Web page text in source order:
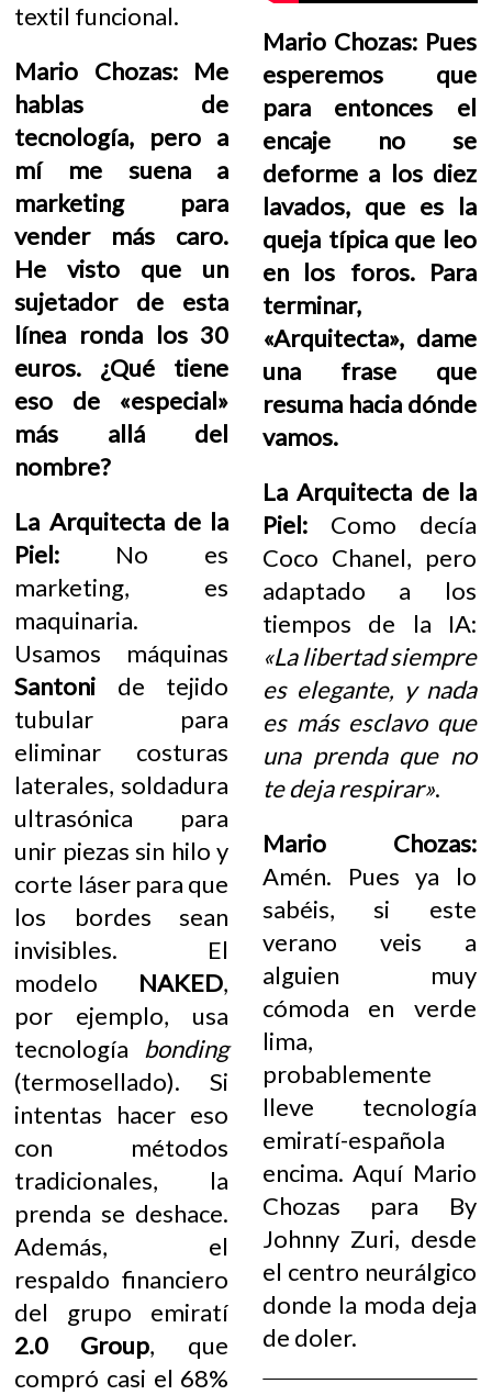
textil funcional.
Mario Chozas: Me
hablas de
tecnología, pero a
mí me suena a
marketing para
vender más caro.
He visto que un
sujetador de esta
línea ronda los 30
euros. ¿Qué tiene
eso de «especial»
más allá del
nombre?
La Arquitecta de la
Piel: No es
marketing, es
maquinaria.
Usamos máquinas
Santoni de tejido
tubular para
eliminar costuras
laterales, soldadura
ultrasónica para
unir piezas sin hilo y
corte láser para que
los bordes sean
invisibles. El
modelo NAKED,
por ejemplo, usa
tecnología bonding
(termosellado). Si
intentas hacer eso
con métodos
tradicionales, la
prenda se deshace.
Además, el
respaldo financiero
del grupo emiratí
2.0 Group, que
compró casi el 68%
Mario Chozas: Pues
esperemos que
para entonces el
encaje no se
deforme a los diez
lavados, que es la
queja típica que leo
en los foros. Para
terminar,
«Arquitecta», dame
una frase que
resuma hacia dónde
vamos.
La Arquitecta de la
Piel:Como decía
Coco Chanel, pero
adaptado a los
tiempos de la IA:
«La libertad siempre
es elegante, y nada
es más esclavo que
una prenda que no
te deja respirar».
Mario Chozas:
Amén. Pues ya lo
sabéis, si este
verano veis a
alguien muy
cómoda en verde
lima,
probablemente
lleve tecnología
emiratí-española
encima. Aquí Mario
Chozas para By
Johnny Zuri, desde
el centro neurálgico
donde la moda deja
de doler.